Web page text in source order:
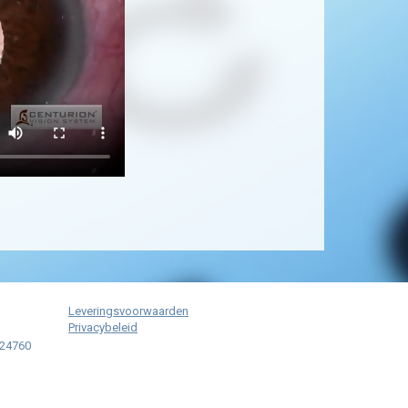
Leveringsvoorwaarden
Privacybeleid